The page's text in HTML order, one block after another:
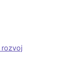
rozvoj